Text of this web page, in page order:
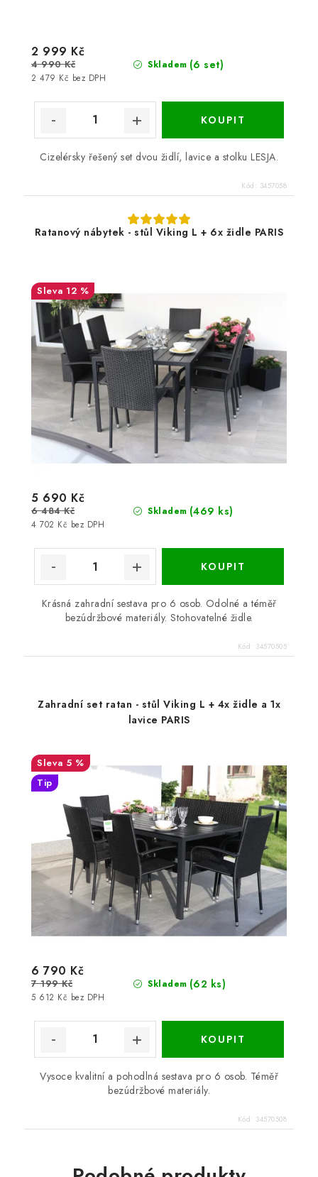
Skladem (6 set)
2 479 Kč bez DPH
2 999 Kč
4 990 Kč
Cizelérsky řešený set dvou židlí, lavice a stolku LESJA.
Kód: 3457058
Ratanový nábytek - stůl Viking L + 6x židle PARIS
12 %
Skladem (469 ks)
4 702 Kč bez DPH
5 690 Kč
6 484 Kč
Krásná zahradní sestava pro 6 osob. Odolné a téměř
bezúdržbové materiály. Stohovatelné židle.
Kód: 34570505
Zahradní set ratan - stůl Viking L + 4x židle a 1x
lavice PARIS
5 %
Tip
Skladem (62 ks)
5 612 Kč bez DPH
6 790 Kč
7 199 Kč
Vysoce kvalitní a pohodlná sestava pro 6 osob. Téměř
bezúdržbové materiály.
Kód: 34570508